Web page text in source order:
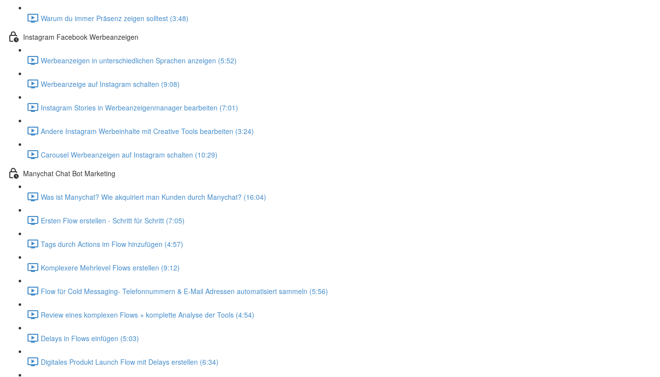
Warum du immer Präsenz zeigen solltest (3:48)
Instagram Facebook Werbeanzeigen
Werbeanzeigen in unterschiedlichen Sprachen anzeigen (5:52)
Werbeanzeige auf Instagram schalten (9:08)
Instagram Stories in Werbeanzeigenmanager bearbeiten (7:01)
Andere Instagram Werbeinhalte mit Creative Tools bearbeiten (3:24)
Carousel Werbeanzeigen auf Instagram schalten (10:29)
Manychat Chat Bot Marketing
Was ist Manychat? Wie akquiriert man Kunden durch Manychat? (16:04)
Ersten Flow erstellen - Schritt für Schritt (7:05)
Tags durch Actions im Flow hinzufügen (4:57)
Komplexere Mehrlevel Flows erstellen (9:12)
Flow für Cold Messaging- Telefonnummern & E-Mail Adressen automatisiert sammeln (5:56)
Review eines komplexen Flows + komplette Analyse der Tools (4:54)
Delays in Flows einfügen (5:03)
Digitales Produkt Launch Flow mit Delays erstellen (6:34)